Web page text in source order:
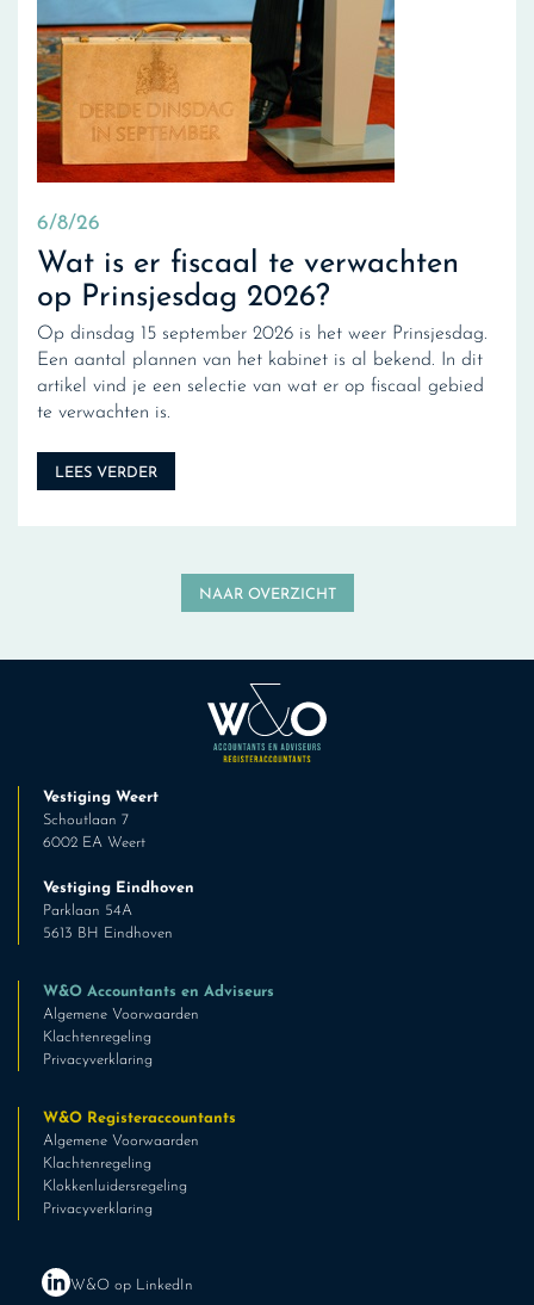
6/8/26
Wat is er fiscaal te verwachten
op Prinsjesdag 2026?
Op dinsdag 15 september 2026 is het weer Prinsjesdag.
Een aantal plannen van het kabinet is al bekend. In dit
artikel vind je een selectie van wat er op fiscaal gebied
te verwachten is.
LEES VERDER
NAAR OVERZICHT
Vestiging Weert
Schoutlaan 7
6002 EA Weert
Vestiging Eindhoven
Parklaan 54A
5613 BH Eindhoven
W&O Accountants en Adviseurs
Algemene Voorwaarden
Klachtenregeling
Privacyverklaring
W&O Registeraccountants
Algemene Voorwaarden
Klachtenregeling
Klokkenluidersregeling
Privacyverklaring
W&O op LinkedIn